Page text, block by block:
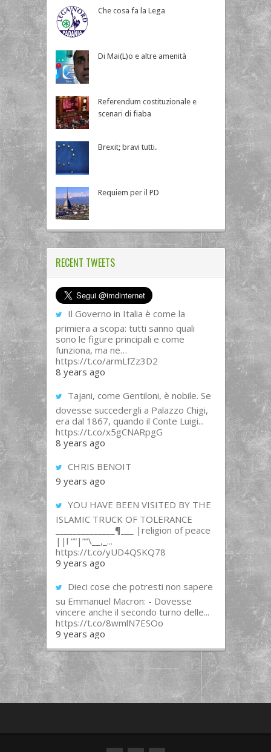
Che cosa fa la Lega
Di Mai(L)o e altre amenità
Referendum costituzionale e
scenari di fiaba
Brexit; bravi tutti.
Requiem per il PD
RECENT TWEETS
Il Governo in Italia è come la
primiera a scopa: tutti sanno quali
sono le figure principali e come
funziona, ma ne…
https://t.co/armLfZz3D2
8 years ago
Tajani, come Gentiloni, è nobile. Se
dovesse succedergli a Palazzo Chigi,
era dal 1867, quando il Conte Luigi...
https://t.co/x5gCNARpgG
8 years ago
CHRIS BENOIT
9 years ago
YOU HAVE BEEN VISITED BY THE
ISLAMIC TRUCK OF TOLERANCE
______________¶___ |religion of peace
||l “”|””\__,_...
https://t.co/yUD4QSKQ78
9 years ago
Dieci cose che potresti non sapere
su Emmanuel Macron: - Dovesse
vincere anche il secondo turno delle...
https://t.co/8wmlN7ESOo
9 years ago